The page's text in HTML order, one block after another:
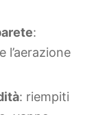
:
l’aerazione
: riempiti